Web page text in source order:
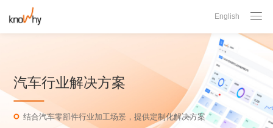

English
汽车行业解决方案
结合汽车零部件行业加工场景，提供定制化解决方案